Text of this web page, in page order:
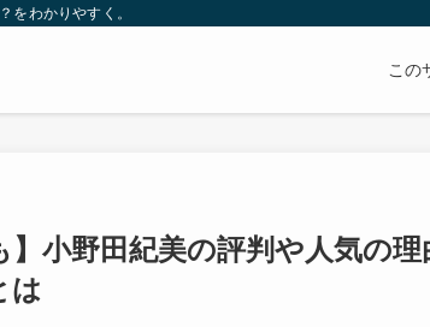
をわかりやすく。
この
】小野田紀美の評判や人気の
は